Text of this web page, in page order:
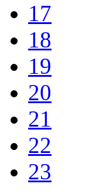
17
18
19
20
21
22
23